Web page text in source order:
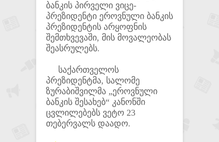
ბანკის პირველი ვიცე-
პრეზიდენტი ეროვნული ბანკის
პრეზიდენტის არყოფნის
შემთხვევაში, მის მოვალეობას
შეასრულებს.
საქართველოს
პრეზიდენტმა, სალომე
ზურაბიშვილმა „ეროვნული
ბანკის შესახებ“ კანონში
ცვლილებებს ვეტო 23
თებერვალს დაადო.